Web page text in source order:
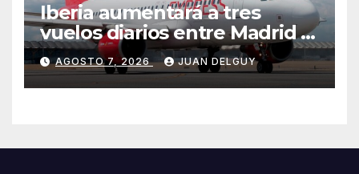
Iberia aumentará a tres
vuelos diarios entre Madrid y
Menorca durante el invierno
AGOSTO 7, 2026 JUAN DELGUY